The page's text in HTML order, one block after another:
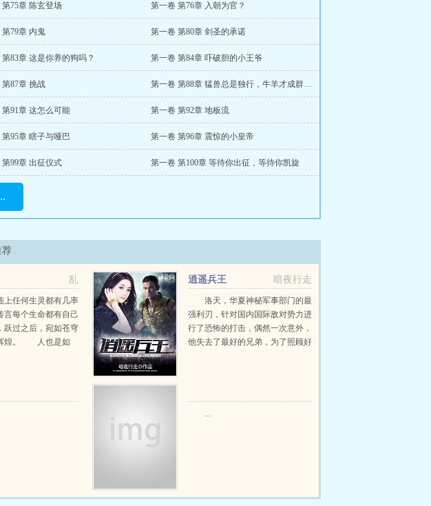
75章 陈玄登场 第一卷 第76章 入朝为官？
79章 内鬼 第一卷 第80章 剑圣的承诺
83章 这是你养的狗吗？ 第一卷 第84章 吓破胆的小王爷
87章 挑战 第一卷 第88章 猛兽总是独行，牛羊才成群结队
第91章 这怎么可能 第一卷 第92章 地板流
95章 瞎子与哑巴 第一卷 第96章 震惊的小皇帝
99章 出征仪式 第一卷 第100章 等待你出征，等待你凯旋
荐
乱
上任何生灵都有几率
每个生命都有自己
跃过之后，宛如苍穹
煌。 人也是如
暗夜行走
逍遥兵王
洛天，华夏神秘军事部门的最
强利刃，针对国内国际敌对势力进
行了恐怖的打击，偶然一次意外，
他失去了最好的兄弟，为了照顾好
...